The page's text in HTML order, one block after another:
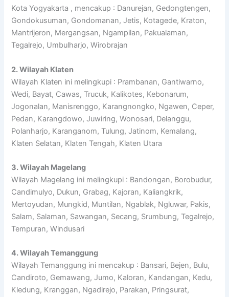
Kota Yogyakarta , mencakup : Danurejan, Gedongtengen,
Gondokusuman, Gondomanan, Jetis, Kotagede, Kraton,
Mantrijeron, Mergangsan, Ngampilan, Pakualaman,
Tegalrejo, Umbulharjo, Wirobrajan
2. Wilayah Klaten
Wilayah Klaten ini melingkupi : Prambanan, Gantiwarno,
Wedi, Bayat, Cawas, Trucuk, Kalikotes, Kebonarum,
Jogonalan, Manisrenggo, Karangnongko, Ngawen, Ceper,
Pedan, Karangdowo, Juwiring, Wonosari, Delanggu,
Polanharjo, Karanganom, Tulung, Jatinom, Kemalang,
Klaten Selatan, Klaten Tengah, Klaten Utara
3. Wilayah Magelang
Wilayah Magelang ini melingkupi : Bandongan, Borobudur,
Candimulyo, Dukun, Grabag, Kajoran, Kaliangkrik,
Mertoyudan, Mungkid, Muntilan, Ngablak, Ngluwar, Pakis,
Salam, Salaman, Sawangan, Secang, Srumbung, Tegalrejo,
Tempuran, Windusari
4. Wilayah Temanggung
Wilayah Temanggung ini mencakup : Bansari, Bejen, Bulu,
Candiroto, Gemawang, Jumo, Kaloran, Kandangan, Kedu,
Kledung, Kranggan, Ngadirejo, Parakan, Pringsurat,